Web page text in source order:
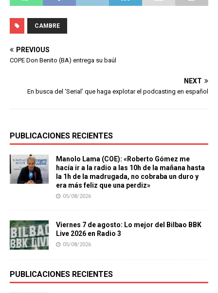
CAMBRE
PREVIOUS
COPE Don Benito (BA) entrega su baúl
NEXT
En busca del ‘Serial’ que haga explotar el podcasting en español
PUBLICACIONES RECIENTES
Manolo Lama (COE): «Roberto Gómez me
hacía ir a la radio a las 10h de la mañana hasta
la 1h de la madrugada, no cobraba un duro y
era más feliz que una perdiz»
05/08/2026
Viernes 7 de agosto: Lo mejor del Bilbao BBK
Live 2026 en Radio 3
05/08/2026
PUBLICACIONES RECIENTES